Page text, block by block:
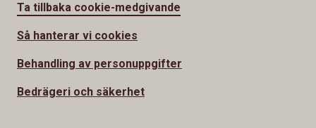
Ta tillbaka cookie-medgivande
Så hanterar vi cookies
Behandling av personuppgifter
Bedrägeri och säkerhet